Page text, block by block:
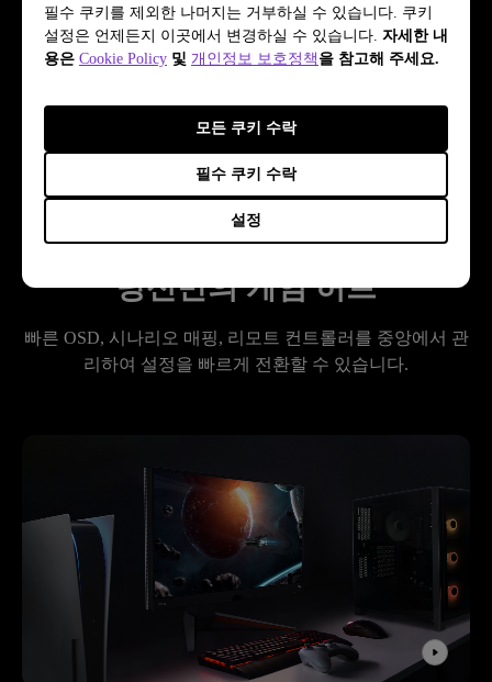
필수 쿠키를 제외한 나머지는 거부하실 수 있습니다. 쿠키
설정은 언제든지 이곳에서 변경하실 수 있습니다. 자세한 내
용은 Cookie Policy 및 개인정보 보호정책 을 참고해 주세요.
설정
필수 쿠키 수락
모든 쿠키 수락
당신만의 게임 허브
빠른 OSD, 시나리오 매핑, 리모트 컨트롤러를 중앙에서 관
리하여 설정을 빠르게 전환할 수 있습니다.